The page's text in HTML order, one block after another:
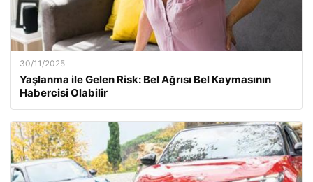
30/11/2025
Yaşlanma ile Gelen Risk: Bel Ağrısı Bel Kaymasının
Habercisi Olabilir